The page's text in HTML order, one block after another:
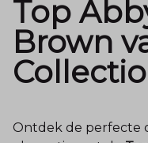
Top
Brown
Ontdek de perfecte